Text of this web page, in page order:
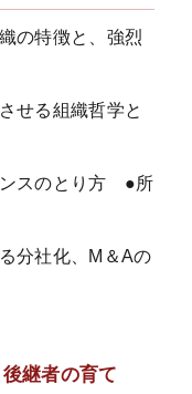
の特徴と、強烈
せる組織哲学と
ンスのとり方 ●所
分社化、M＆Aの
継者の育て